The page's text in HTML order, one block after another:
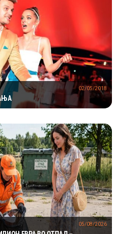
02/05/2018
05/08/2026